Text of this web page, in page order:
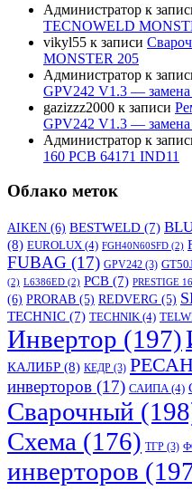
Администратор к
TECNOWELD
vikyl55 к записи
MONSTER 205
Администратор к
GPV242 V1.3 — замена
gazizzz2000 к записи
GPV242 V1.3 — замена
Администратор к
160 PCB 64171 IND11
Облако меток
AIKEN (6) BESTWELD (7)
(8) EUROLUX (4) FGH40N60SFD (2)
FUBAG (17) GPV242 (3)
(2) L6386ED (2) PCB (7) PRESTIGE
(6) PRORAB (5) REDVERG (5)
TECHNIC (7) TECHNIK (4)
Инвертор (197)
КАЛИБР (8) КЕДР (3)
инверторов (17) САИПА(4)
Сварочный
Схема (176) ТГР (3)
инверторов